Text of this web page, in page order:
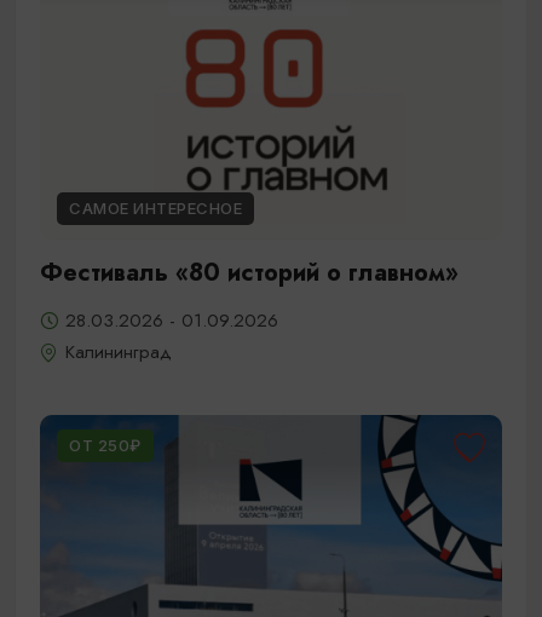
САМОЕ ИНТЕРЕСНОЕ
Фестиваль «80 историй о главном»
28.03.2026 - 01.09.2026
Калининград
ОТ 250₽